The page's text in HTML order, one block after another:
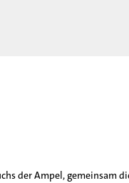
der Ampel, gemeinsam